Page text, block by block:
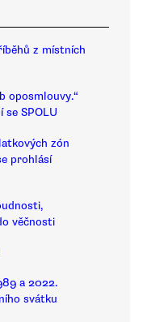
z místních
oposmlouvy.“
se SPOLU
zón
prohlásí
věčnosti
a 2022.
svátku